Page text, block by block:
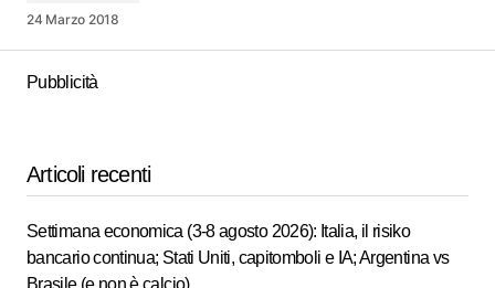
24 Marzo 2018
Pubblicità
Articoli recenti
Settimana economica (3-8 agosto 2026): Italia, il risiko
bancario continua; Stati Uniti, capitomboli e IA; Argentina vs
Brasile (e non è calcio)